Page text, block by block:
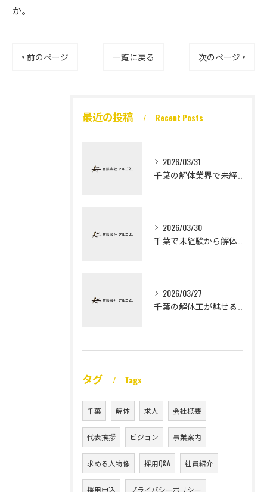
か。
< 前のページ 一覧に戻る 次のページ >
最近の投稿 Recent Posts
2026/03/31
2026/03/30
2026/03/27
タグ Tags
千葉 解体 求人 会社概要
代表挨拶 ビジョン 事業案内
求める人物像 採用Q&A 社員紹介
採用申込 プライバシーポリシー